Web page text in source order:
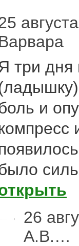
три дня
и
26
А.В.…